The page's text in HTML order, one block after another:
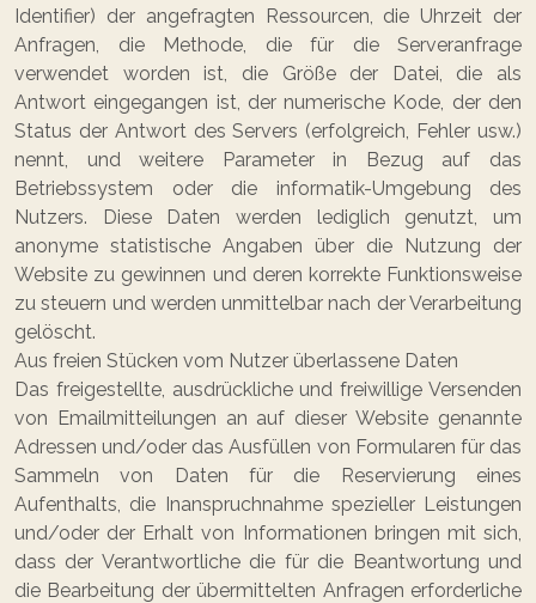
Identifier) der angefragten Ressourcen, die Uhrzeit der
Anfragen, die Methode, die für die Serveranfrage
verwendet worden ist, die Größe der Datei, die als
Antwort eingegangen ist, der numerische Kode, der den
Status der Antwort des Servers (erfolgreich, Fehler usw.)
nennt, und weitere Parameter in Bezug auf das
Betriebssystem oder die informatik-Umgebung des
Nutzers. Diese Daten werden lediglich genutzt, um
anonyme statistische Angaben über die Nutzung der
Website zu gewinnen und deren korrekte Funktionsweise
zu steuern und werden unmittelbar nach der Verarbeitung
gelöscht.
Aus freien Stücken vom Nutzer überlassene Daten
Das freigestellte, ausdrückliche und freiwillige Versenden
von Emailmitteilungen an auf dieser Website genannte
Adressen und/oder das Ausfüllen von Formularen für das
Sammeln von Daten für die Reservierung eines
Aufenthalts, die Inanspruchnahme spezieller Leistungen
und/oder der Erhalt von Informationen bringen mit sich,
dass der Verantwortliche die für die Beantwortung und
die Bearbeitung der übermittelten Anfragen erforderliche